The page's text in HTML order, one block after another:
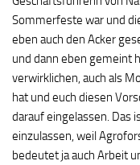
Sommerfeste war und
eben auch den Acker
und dann eben gemeint
verwirklichen, auch als
hat und euch diesen
darauf eingelassen. Das
einzulassen, weil
bedeutet ja auch Arbeit